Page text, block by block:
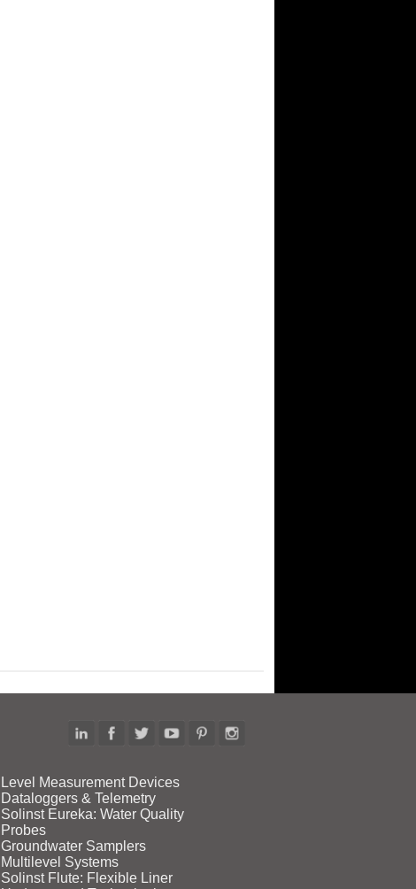
Level Measurement Devices
Dataloggers & Telemetry
Solinst Eureka: Water Quality
Probes
Groundwater Samplers
Multilevel Systems
Solinst Flute: Flexible Liner